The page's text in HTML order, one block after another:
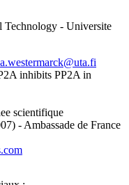
Technology - Universite
@uta.fi
inhibits PP2A in
scientifique
- Ambassade de France